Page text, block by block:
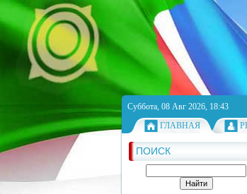
Суббота, 08 Авг 2026, 18:43
ГЛАВНАЯ
ПОИСК